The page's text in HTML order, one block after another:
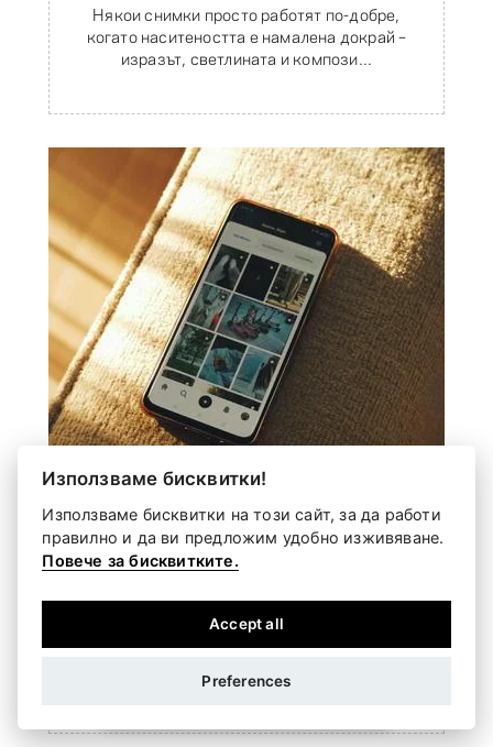
Някои снимки просто работят по-добре,
когато наситеността е намалена докрай –
изразът, светлината и компози...
Как да изберете кои снимки си струва да
отпечатате
Правим повече снимки от всякога — всяко
пътуване, всеки рожден ден, всяка
обикновена вечер, която някак се ...
Използваме бисквитки!
Използваме бисквитки на този сайт, за да работи
правилно и да ви предложим удобно изживяване.
Повече за бисквитките.
Accept all
Preferences